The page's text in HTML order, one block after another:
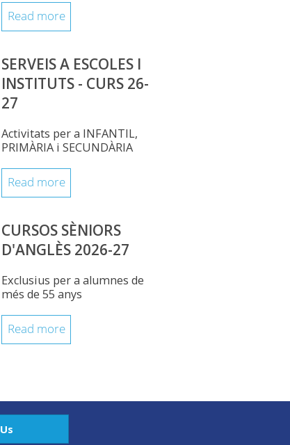
Read more
SERVEIS A ESCOLES I
INSTITUTS - CURS 26-
27
Activitats per a INFANTIL,
PRIMÀRIA i SECUNDÀRIA
Read more
CURSOS SÈNIORS
D'ANGLÈS 2026-27
Exclusius per a alumnes de
més de 55 anys
Read more
Us